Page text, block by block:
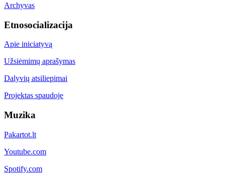
Archyvas
Etnosocializacija
Apie iniciatyvą
Užsiėmimų aprašymas
Dalyvių atsiliepimai
Projektas spaudoje
Muzika
Pakartot.lt
Youtube.com
Spotify.com